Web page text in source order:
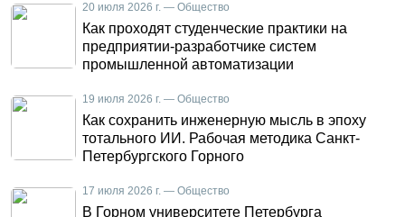
20 июля 2026 г. — Общество
Как проходят студенческие практики на
предприятии-разработчике систем
промышленной автоматизации
19 июля 2026 г. — Общество
Как сохранить инженерную мысль в эпоху
тотального ИИ. Рабочая методика Санкт-
Петербургского Горного
17 июля 2026 г. — Общество
В Горном университете Петербурга